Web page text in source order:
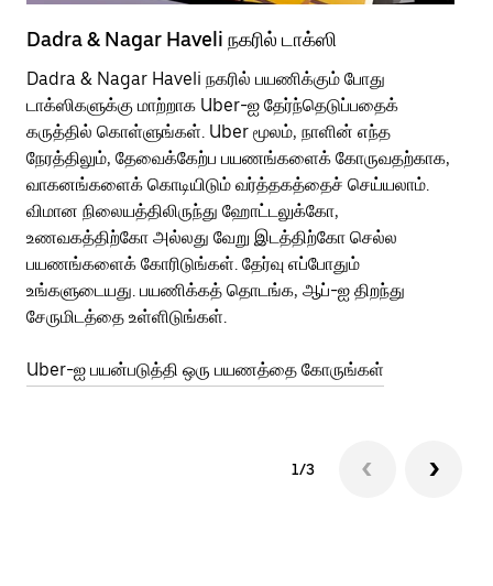
Dadra & Nagar Haveli நகரில் டாக்ஸி
Dadra & Nagar Haveli நகரில் பயணிக்கும் போது
டாக்ஸிகளுக்கு மாற்றாக Uber-ஐ தேர்ந்தெடுப்பதைக்
கருத்தில் கொள்ளுங்கள். Uber மூலம், நாளின் எந்த
நேரத்திலும், தேவைக்கேற்ப பயணங்களைக் கோருவதற்காக,
வாகனங்களைக் கொடியிடும் வர்த்தகத்தைச் செய்யலாம்.
விமான நிலையத்திலிருந்து ஹோட்டலுக்கோ,
உணவகத்திற்கோ அல்லது வேறு இடத்திற்கோ செல்ல
பயணங்களைக் கோரிடுங்கள். தேர்வு எப்போதும்
உங்களுடையது. பயணிக்கத் தொடங்க, ஆப்-ஐ திறந்து
சேருமிடத்தை உள்ளிடுங்கள்.
Uber-ஐ பயன்படுத்தி ஒரு பயணத்தை கோருங்கள்
1/3